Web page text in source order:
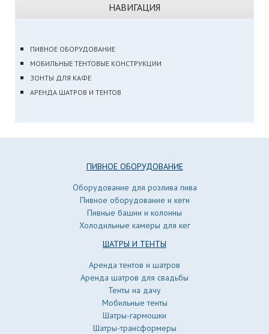
НАВИГАЦИЯ
ПИВНОЕ ОБОРУДОВАНИЕ
МОБИЛЬНЫЕ ТЕНТОВЫЕ КОНСТРУКЦИИ
ЗОНТЫ ДЛЯ КАФЕ
АРЕНДА ШАТРОВ И ТЕНТОВ
ПИВНОЕ ОБОРУДОВАНИЕ
Оборудование для розлива пива
Пивное оборудование и кеги
Пивные башни и колонны
Холодильные камеры для кег
ШАТРЫ И ТЕНТЫ
Аренда тентов и шатров
Аренда шатров для свадьбы
Тенты на дачу
Мобильные тенты
Шатры-гармошки
Шатры-трансформеры